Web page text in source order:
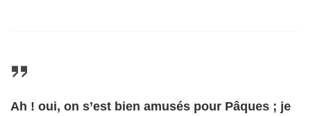
Ah ! oui, on s’est bien amusés pour Pâques ; je